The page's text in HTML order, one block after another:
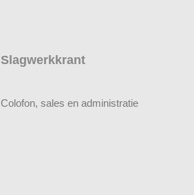
Slagwerkkrant
Colofon, sales en administratie